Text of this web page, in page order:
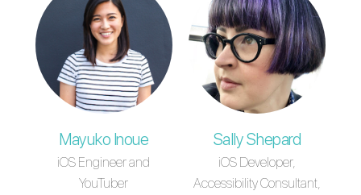
Mayuko Inoue
iOS Engineer and
YouTuber
Sally Shepard
iOS Developer,
Accessibility Consultant,